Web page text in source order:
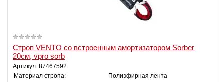
Строп VENTO со встроенным амортизатором Sorber
20см, vpro sorb
Артикул: 87467592
Материал стропа:
Полиэфирная лента